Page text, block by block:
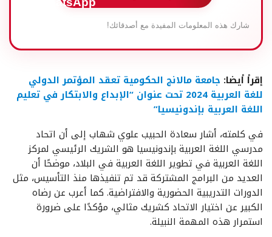
شارك هذه المعلومات المفيدة مع أصدقائك!
إقرأ أيضا: جامعة مالانج الحكومية تعقد المؤتمر الدولي
للغة العربية 2024 تحت عنوان “الإبداع والابتكار في تعليم
اللغة العربية بإندونيسيا”
في كلمته، أشار سعادة الحبيب علوي شهاب إلى أن اتحاد
مدرسي اللغة العربية بإندونيسيا هو الشريك الرئيسي لمركز
اللغة العربية في تطوير اللغة العربية في البلاد، موضحًا أن
العديد من البرامج المشتركة قد تم تنفيذها منذ التأسيس، مثل
الدورات التدريبية الحضورية والافتراضية. كما أعرب عن رضاه
الكبير عن اختيار الاتحاد كشريك مثالي، مؤكدًا على ضرورة
استمرار هذه المهمة النبيلة.